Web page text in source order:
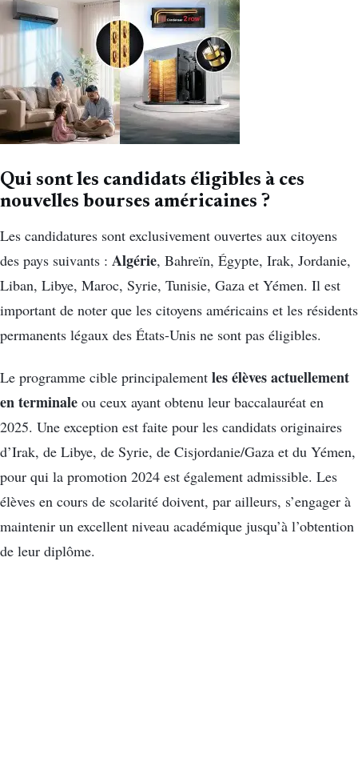
Qui sont les candidats éligibles à ces
nouvelles bourses américaines ?
Les candidatures sont exclusivement ouvertes aux citoyens
des pays suivants : Algérie, Bahreïn, Égypte, Irak, Jordanie,
Liban, Libye, Maroc, Syrie, Tunisie, Gaza et Yémen. Il est
important de noter que les citoyens américains et les résidents
permanents légaux des États-Unis ne sont pas éligibles.
Le programme cible principalement les élèves actuellement
en terminale ou ceux ayant obtenu leur baccalauréat en
2025. Une exception est faite pour les candidats originaires
d’Irak, de Libye, de Syrie, de Cisjordanie/Gaza et du Yémen,
pour qui la promotion 2024 est également admissible. Les
élèves en cours de scolarité doivent, par ailleurs, s’engager à
maintenir un excellent niveau académique jusqu’à l’obtention
de leur diplôme.